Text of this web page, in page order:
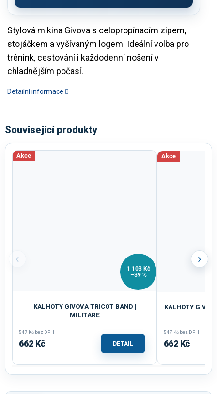
Stylová mikina Givova s celopropínacím zipem,
stojáčkem a vyšívaným logem. Ideální volba pro
trénink, cestování i každodenní nošení v
chladnějším počasí.
Detailní informace
Související produkty
‹
Akce
1 103 Kč
–39 %
KALHOTY GIVOVA TRICOT BAND |
MILITARE
547 Kč bez DPH
662 Kč DETAIL
Akce
KALHOTY
547 Kč bez DPH
662 Kč
›